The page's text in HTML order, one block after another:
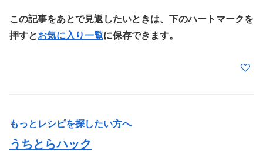
この記事をあとで見返したいときは、下のハートマークを
押すとお気に入り一覧に保存できます。
もっとレシピを探したい方へ
うちとらハック